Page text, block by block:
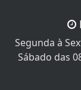
Segunda à
Sábado das